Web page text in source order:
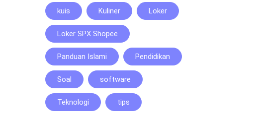
kuis Kuliner Loker
Loker SPX Shopee
Panduan Islami Pendidikan
Soal software
Teknologi tips